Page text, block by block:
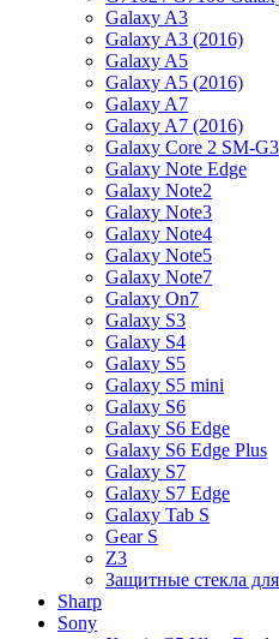
Galaxy A3
Galaxy A3 (2016)
Galaxy A5
Galaxy A5 (2016)
Galaxy A7
Galaxy A7 (2016)
Galaxy Core 2 SM-
Galaxy Note Edge
Galaxy Note2
Galaxy Note3
Galaxy Note4
Galaxy Note5
Galaxy Note7
Galaxy On7
Galaxy S3
Galaxy S4
Galaxy S5
Galaxy S5 mini
Galaxy S6
Galaxy S6 Edge
Galaxy S6 Edge Plus
Galaxy S7
Galaxy S7 Edge
Galaxy Tab S
Gear S
Z3
Защитные стекла
Sharp
Sony